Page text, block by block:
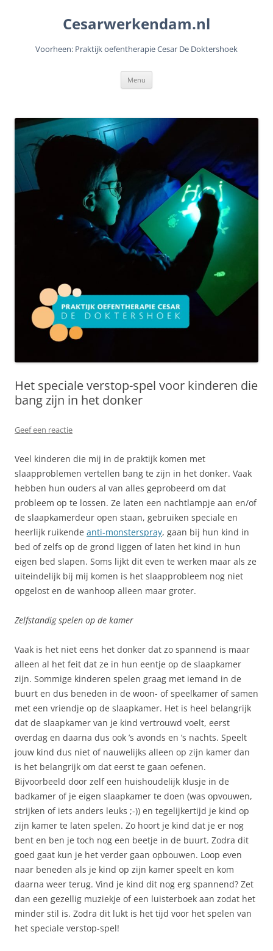
Cesarwerkendam.nl
Voorheen: Praktijk oefentherapie Cesar De Doktershoek
Menu
Het speciale verstop-spel voor kinderen die
bang zijn in het donker
Geef een reactie
Veel kinderen die mij in de praktijk komen met
slaapproblemen vertellen bang te zijn in het donker. Vaak
hebben hun ouders al van alles geprobeerd om dat
probleem op te lossen. Ze laten een nachtlampje aan en/of
de slaapkamerdeur open staan, gebruiken speciale en
heerlijk ruikende anti-monsterspray, gaan bij hun kind in
bed of zelfs op de grond liggen of laten het kind in hun
eigen bed slapen. Soms lijkt dit even te werken maar als ze
uiteindelijk bij mij komen is het slaapprobleem nog niet
opgelost en de wanhoop alleen maar groter.
Zelfstandig spelen op de kamer
Vaak is het niet eens het donker dat zo spannend is maar
alleen al het feit dat ze in hun eentje op de slaapkamer
zijn. Sommige kinderen spelen graag met iemand in de
buurt en dus beneden in de woon- of speelkamer of samen
met een vriendje op de slaapkamer. Het is heel belangrijk
dat de slaapkamer van je kind vertrouwd voelt, eerst
overdag en daarna dus ook ’s avonds en ’s nachts. Speelt
jouw kind dus niet of nauwelijks alleen op zijn kamer dan
is het belangrijk om dat eerst te gaan oefenen.
Bijvoorbeeld door zelf een huishoudelijk klusje in de
badkamer of je eigen slaapkamer te doen (was opvouwen,
strijken of iets anders leuks ;-)) en tegelijkertijd je kind op
zijn kamer te laten spelen. Zo hoort je kind dat je er nog
bent en ben je toch nog een beetje in de buurt. Zodra dit
goed gaat kun je het verder gaan opbouwen. Loop even
naar beneden als je kind op zijn kamer speelt en kom
daarna weer terug. Vind je kind dit nog erg spannend? Zet
dan een gezellig muziekje of een luisterboek aan zodat het
minder stil is. Zodra dit lukt is het tijd voor het spelen van
het speciale verstop-spel!